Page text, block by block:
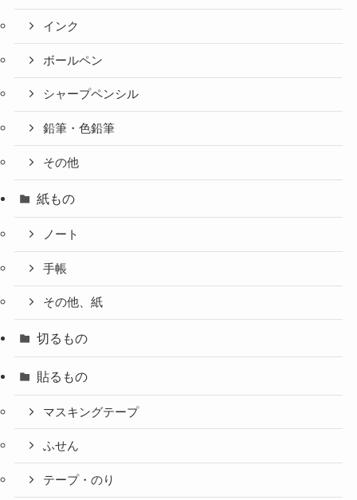
インク
ボールペン
シャープペンシル
鉛筆・色鉛筆
その他
紙もの
ノート
手帳
その他、紙
切るもの
貼るもの
マスキングテープ
ふせん
テープ・のり